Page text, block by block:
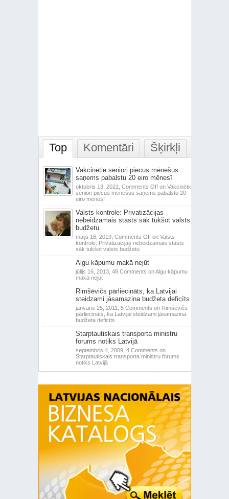
Top Komentāri Šķirkļi
Vakcinētie seniori piecus mēnešus
saņems pabalstu 20 eiro mēnesī
oktobris 13, 2021, Comments Offon Vakcinētie
seniori piecus mēnešus saņems pabalstu 20
eiro mēnesī
Valsts kontrole: Privatizācijas
nebeidzamais stāsts sāk tukšot valsts
budžetu
maijs 16, 2019, Comments Offon Valsts
kontrole: Privatizācijas nebeidzamais stāsts
sāk tukšot valsts budžetu
Algu kāpumu makā nejūt
jūlijs 16, 2013, 48 Comments on Algu kāpumu
makā nejūt
Rimšēvičs pārliecināts, ka Latvijai
steidzami jāsamazina budžeta deficīts
janvāris 25, 2011, 5 Comments on Rimšēvičs
pārliecināts, ka Latvijai steidzami jāsamazina
budžeta deficīts
Starptautiskais transporta ministru
forums notiks Latvijā
septembris 4, 2009, 4 Comments on
Starptautiskais transporta ministru forums
notiks Latvijā